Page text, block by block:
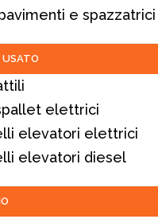
e spazzatrici
USATO
elettrici
elevatori elettrici
elevatori diesel